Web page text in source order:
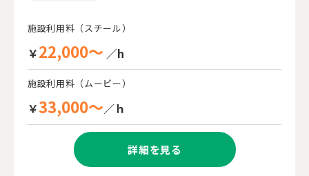
施設利用料（スチール）
￥22,000～ ／h
施設利用料（ムービー）
￥33,000～／ｈ
詳細を見る